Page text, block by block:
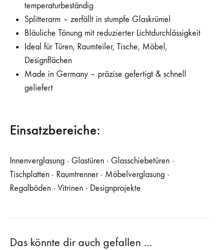
temperaturbeständig
Splitterarm – zerfällt in stumpfe Glaskrümel
Bläuliche Tönung mit reduzierter Lichtdurchlässigkeit
Ideal für Türen, Raumteiler, Tische, Möbel,
Designflächen
Made in Germany – präzise gefertigt & schnell
geliefert
Einsatzbereiche:
Innenverglasung · Glastüren · Glasschiebetüren ·
Tischplatten · Raumtrenner · Möbelverglasung ·
Regalböden · Vitrinen · Designprojekte
Das könnte dir auch gefallen …